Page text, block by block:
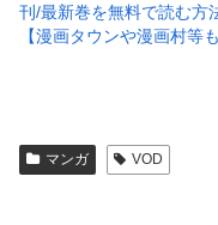
刊/最新巻を無料で読む方
【漫画タウンや漫画村等も
マンガ VOD